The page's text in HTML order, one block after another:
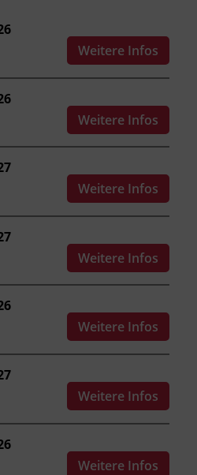
die
bedienen.
eines Hubstaplers
zum sicheren
in praktischen
FK-V,
Weitere Infos
Weitere Infos
Weitere Infos
Weitere Infos
Weitere Infos
Weitere Infos
Weitere Infos